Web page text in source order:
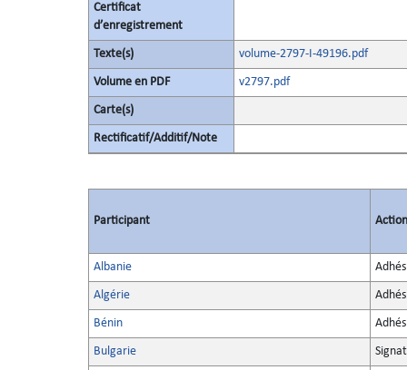
Certificat
d’enregistrement
Texte(s) volume-2797-I-49196.pdf
Volume en PDF v2797.pdf
Carte(s)
Rectificatif/Additif/Note
Participant Action
Albanie
Algérie
Bénin
Bulgarie